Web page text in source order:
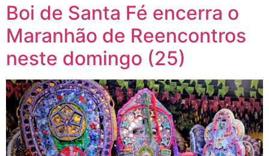
Boi de Santa Fé encerra o
Maranhão de Reencontros
neste domingo (25)